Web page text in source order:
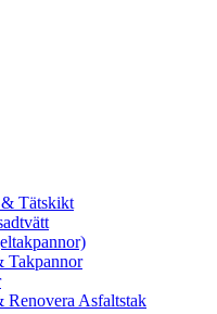
Tätskikt
Takpannor
Asfaltstak